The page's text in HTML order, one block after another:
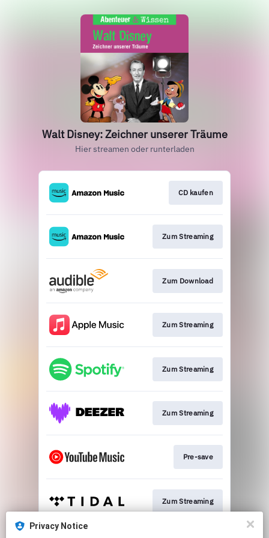
Privacy Notice
Walt Disney: Zeichner unserer Träume
Hier streamen oder runterladen
CD kaufen
Zum Streaming
Zum Download
Zum Streaming
Zum Streaming
Zum Streaming
Pre-save
Zum Streaming